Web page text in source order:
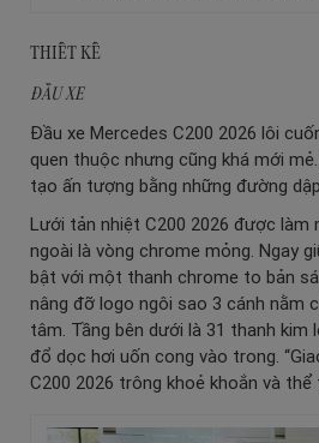
THIẾT KẾ
ĐẦU XE
Đầu xe Mercedes C200 2026 lôi
quen thuộc nhưng cũng khá mới
tạo ấn tượng bằng những đường
Lưới tản nhiệt C200 2026 được làm
ngoài là vòng chrome mỏng. Ngay
bật với một thanh chrome to bản
nâng đỡ logo ngôi sao 3 cánh nằm
tâm. Tầng bên dưới là 31 thanh
đổ dọc hơi uốn cong vào trong.
C200 2026 trông khoẻ khoắn và thể